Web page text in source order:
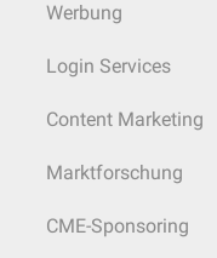
Werbung
Login Services
Content Marketing
Marktforschung
CME-Sponsoring